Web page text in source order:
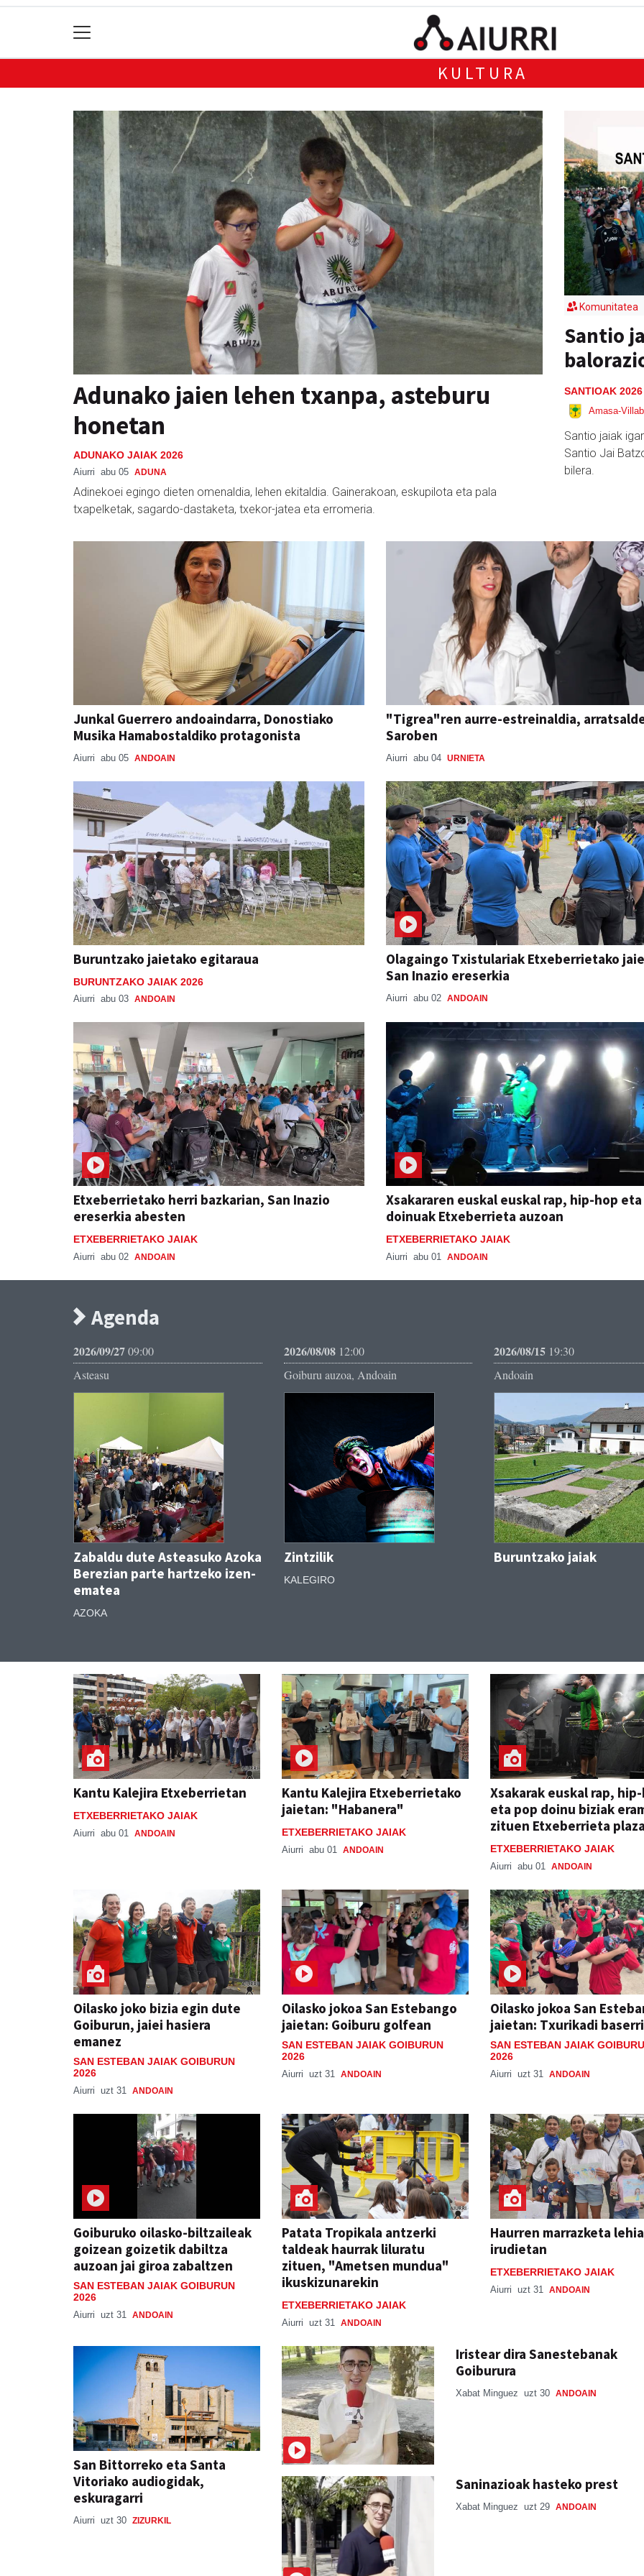
KULTURA
Adunako jaien lehen txanpa, asteburu
honetan
ADUNAKO JAIAK 2026
Aiurri abu 05 ADUNA
Adinekoei egingo dieten omenaldia, lehen ekitaldia. Gainerakoan, eskupilota eta pala
txapelketak, sagardo-dastaketa, txekor-jatea eta erromeria.
Komunitatea
Santio
SANTIOAK 2026
Amasa-
Santio jaiak
Santio Jai
bilera.
Junkal Guerrero andoaindarra, Donostiako
Musika Hamabostaldiko protagonista
Aiurri abu 05 ANDOAIN
"Tigrea"ren aurre-estreinaldia,
Saroben
Aiurri abu 04 URNIETA
Buruntzako jaietako egitaraua
BURUNTZAKO JAIAK 2026
Aiurri abu 03 ANDOAIN
Olagaingo Txistulariak Etxeberrietako
San Inazio ereserkia
Aiurri abu 02 ANDOAIN
Etxeberrietako herri bazkarian, San Inazio
ereserkia abesten
ETXEBERRIETAKO JAIAK
Aiurri abu 02 ANDOAIN
Xsakararen euskal euskal rap, hip-hop
doinuak Etxeberrieta auzoan
ETXEBERRIETAKO JAIAK
Aiurri abu 01 ANDOAIN
Agenda
2026/09/2709:00
Asteasu
Zabaldu dute Asteasuko Azoka
Berezian parte hartzeko izen-
ematea
AZOKA
2026/08/0812:00
Goiburu auzoa, Andoain
Zintzilik
KALEGIRO
2026/08/15 19:30
Andoain
Buruntzako jaiak
Kantu Kalejira Etxeberrietan
ETXEBERRIETAKO JAIAK
Aiurri abu 01 ANDOAIN
Kantu Kalejira Etxeberrietako
jaietan: "Habanera"
ETXEBERRIETAKO JAIAK
Aiurri abu 01 ANDOAIN
Xsakarak euskal rap,
eta pop doinu biziak
zituen Etxeberrieta
ETXEBERRIETAKO JAIAK
Aiurri abu 01 ANDOAIN
Oilasko joko bizia egin dute
Goiburun, jaiei hasiera
emanez
SAN ESTEBAN JAIAK GOIBURUN
2026
Aiurri uzt 31 ANDOAIN
Oilasko jokoa San Estebango
jaietan: Goiburu golfean
SAN ESTEBAN JAIAK GOIBURUN
2026
Aiurri uzt 31 ANDOAIN
Oilasko jokoa San
jaietan: Txurikadi
SAN ESTEBAN JAIAK
2026
Aiurri uzt 31 ANDOAIN
Goiburuko oilasko-biltzaileak
goizean goizetik dabiltza
auzoan jai giroa zabaltzen
SAN ESTEBAN JAIAK GOIBURUN
2026
Aiurri uzt 31 ANDOAIN
Patata Tropikala antzerki
taldeak haurrak liluratu
zituen, "Ametsen mundua"
ikuskizunarekin
ETXEBERRIETAKO JAIAK
Aiurri uzt 31 ANDOAIN
Haurren marrazketa
irudietan
ETXEBERRIETAKO JAIAK
Aiurri uzt 31 ANDOAIN
San Bittorreko eta Santa
Vitoriako audiogidak,
eskuragarri
Aiurri uzt 30 ZIZURKIL
Iristear dira Sanestebanak
Goiburura
Xabat Minguez uzt 30 ANDOAIN
Saninazioak hasteko prest
Xabat Minguez uzt 29 ANDOAIN